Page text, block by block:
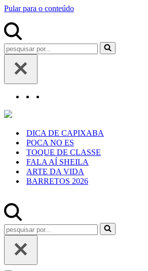
Pular para o conteúdo
Pesquisar
por...
DICA DE CAPIXABA
POCA NO ES
TOQUE DE CLASSE
FALA AÍ SHEILA
ARTE DA VIDA
BARRETOS 2026
Pesquisar
por...